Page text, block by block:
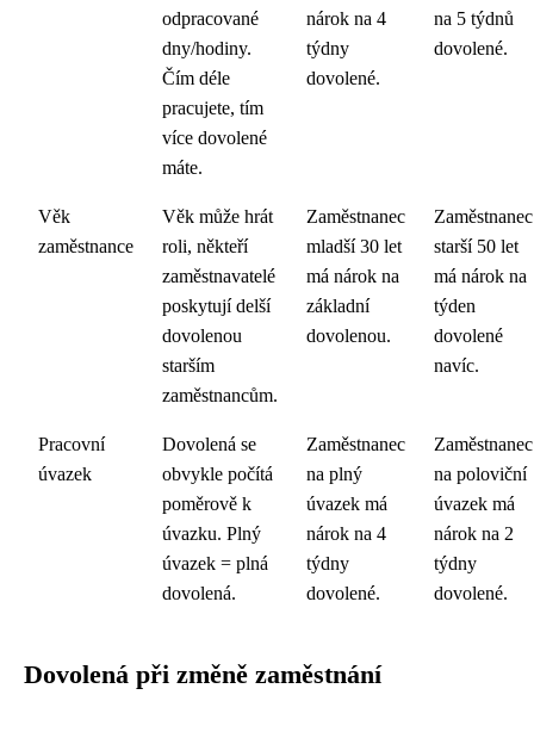
odpracované
dny/hodiny.
Čím déle
pracujete, tím
více dovolené
máte.
nárok na 4
týdny
dovolené.
na 5 týdnů
dovolené.
Věk
zaměstnance
Věk může hrát
roli, někteří
zaměstnavatelé
poskytují delší
dovolenou
starším
zaměstnancům.
Zaměstnanec
mladší 30 let
má nárok na
základní
dovolenou.
Zaměstnanec
starší 50 let
má nárok na
týden
dovolené
navíc.
Pracovní
úvazek
Dovolená se
obvykle počítá
poměrově k
úvazku. Plný
úvazek = plná
dovolená.
Zaměstnanec
na plný
úvazek má
nárok na 4
týdny
dovolené.
Zaměstnanec
na poloviční
úvazek má
nárok na 2
týdny
dovolené.
Dovolená při změně zaměstnání